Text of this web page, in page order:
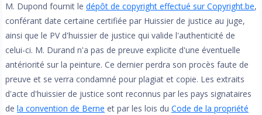
M. Dupond fournit le dépôt de copyright effectué sur Copyright.be,
conférant date certaine certifiée par Huissier de justice au juge,
ainsi que le PV d'huissier de justice qui valide l'authenticité de
celui-ci. M. Durand n'a pas de preuve explicite d'une éventuelle
antériorité sur la peinture. Ce dernier perdra son procès faute de
preuve et se verra condamné pour plagiat et copie. Les extraits
d'acte d'huissier de justice sont reconnus par les pays signataires
de la convention de Berne et par les lois du Code de la propriété